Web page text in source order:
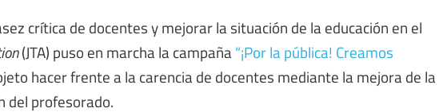
crítica de docentes y mejorar la situación de la educación en el
(JTA) puso en marcha la campaña “¡Por la pública! Creamos
hacer frente a la carencia de docentes mediante la mejora de la
del profesorado.